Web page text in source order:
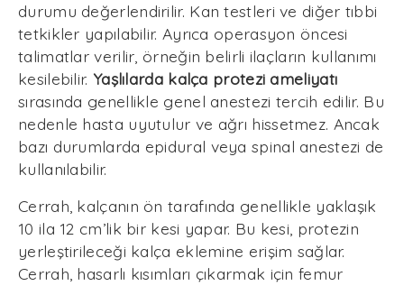
durumu değerlendirilir. Kan testleri ve diğer tıbbi
tetkikler yapılabilir. Ayrıca operasyon öncesi
talimatlar verilir, örneğin belirli ilaçların kullanımı
kesilebilir. Yaşlılarda kalça protezi ameliyatı
sırasında genellikle genel anestezi tercih edilir. Bu
nedenle hasta uyutulur ve ağrı hissetmez. Ancak
bazı durumlarda epidural veya spinal anestezi de
kullanılabilir.
Cerrah, kalçanın ön tarafında genellikle yaklaşık
10 ila 12 cm’lik bir kesi yapar. Bu kesi, protezin
yerleştirileceği kalça eklemine erişim sağlar.
Cerrah, hasarlı kısımları çıkarmak için femur